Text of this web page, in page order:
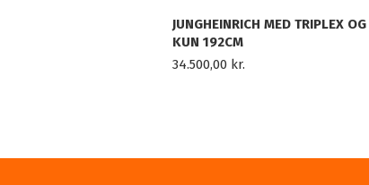
JUNGHEINRICH MED TRIPLEX OG
KUN 192CM
34.500,00 kr.